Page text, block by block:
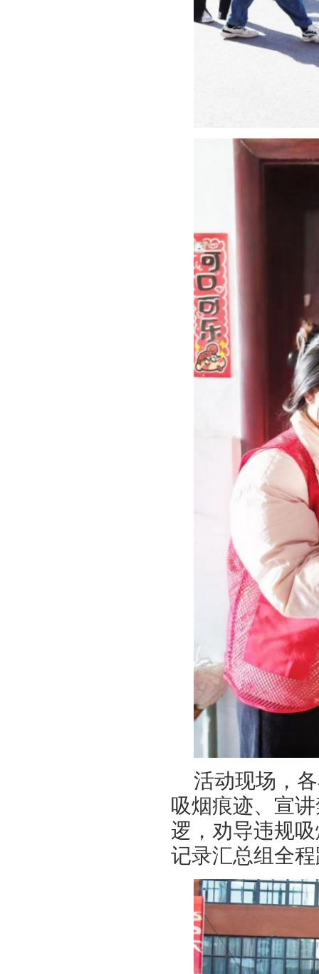
活动现场，
吸烟痕迹、宣
逻，劝导违规
记录汇总组全